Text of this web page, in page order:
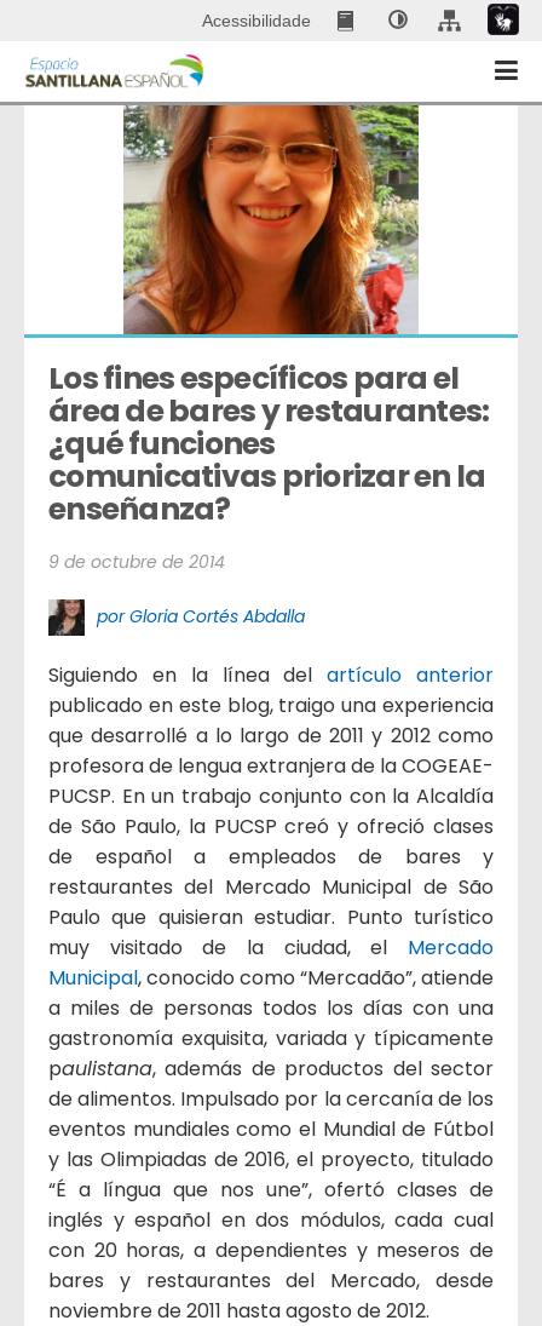
Acessibilidade
Los fines específicos para el
área de bares y restaurantes:
¿qué funciones
comunicativas priorizar en la
enseñanza?
9 de octubre de 2014
por Gloria Cortés Abdalla
Siguiendo en la línea delartículo anterior
publicado en este blog, traigo una experiencia
que desarrollé a lo largo de 2011 y 2012 como
profesora de lengua extranjera de la COGEAE-
PUCSP. En un trabajo conjunto con la Alcaldía
de São Paulo, la PUCSP creó y ofreció clases
de español a empleados de bares y
restaurantes del Mercado Municipal de São
Paulo que quisieran estudiar. Punto turístico
muy visitado de la ciudad, el Mercado
Municipal, conocido como “Mercadão”, atiende
a miles de personas todos los días con una
gastronomía exquisita, variada y típicamente
paulistana, además de productos del sector
de alimentos. Impulsado por la cercanía de los
eventos mundiales como el Mundial de Fútbol
y las Olimpiadas de 2016, el proyecto, titulado
“É a língua que nos une”, ofertó clases de
inglés y español en dos módulos, cada cual
con 20 horas, a dependientes y meseros de
bares y restaurantes del Mercado, desde
noviembre de 2011 hasta agosto de 2012.